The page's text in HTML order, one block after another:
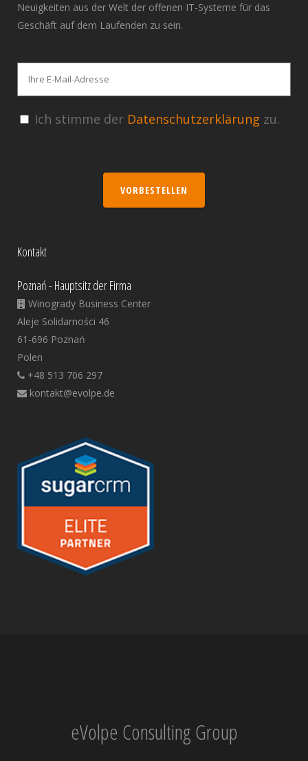
Neuigkeiten aus der Welt der offenen IT-Systeme für das
Geschäft auf dem Laufenden zu sein.
Ich stimme der Datenschutzerklärung zu.
VORBESTELLEN
Kontakt
Poznań - Hauptsitz der Firma
Winogrady Business Center
Aleje Solidarności 46
61-696 Poznań
Polen
+48 513 706 297
kontakt@evolpe.de
eVolpe Consulting Group